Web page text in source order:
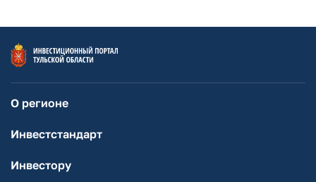
О регионе
Инвестстандарт
Инвестору